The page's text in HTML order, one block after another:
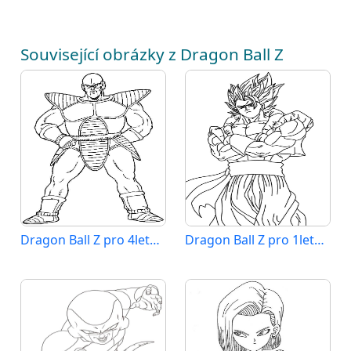
Související obrázky z Dragon Ball Z
Dragon Ball Z pro 4leté Děti Dragon Ball Z pro 1leté Děti